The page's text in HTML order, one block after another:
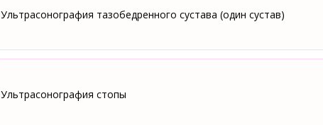
Ультрасонография тазобедренного сустава (один сустав)
Ультрасонография стопы